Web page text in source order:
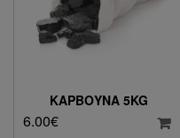
ΚΆΡΒΟΥΝΑ 5KG
6.00€